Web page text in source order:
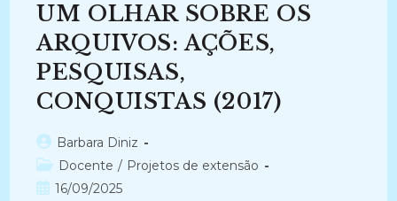
O
USO
DE
INTELIGÊNCIA
ARTIFICIAL
(2022-
UM OLHAR SOBRE OS
ARQUIVOS: AÇÕES,
PESQUISAS,
CONQUISTAS (2017)
Autor
do
post:
Barbara Diniz
Categoria
do
Docente / Projetos de extensão
Post16/09/2025